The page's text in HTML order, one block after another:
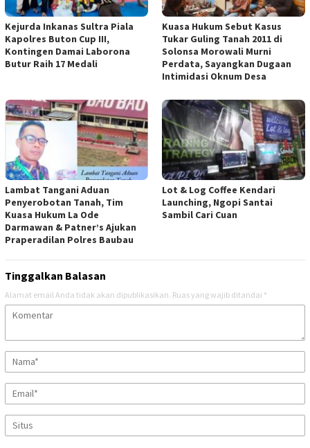
Kejurda Inkanas Sultra Piala
Kapolres Buton Cup III,
Kontingen Damai Laborona
Butur Raih 17 Medali
Kuasa Hukum Sebut Kasus
Tukar Guling Tanah 2011 di
Solonsa Morowali Murni
Perdata, Sayangkan Dugaan
Intimidasi Oknum Desa
Lambat Tangani Aduan
Penyerobotan Tanah, Tim
Kuasa Hukum La Ode
Darmawan & Patner’s Ajukan
Praperadilan Polres Baubau
Lot & Log Coffee Kendari
Launching, Ngopi Santai
Sambil Cari Cuan
Tinggalkan Balasan
Alamat email Anda tidak akan dipublikasikan. Ruas yang wajib ditandai *